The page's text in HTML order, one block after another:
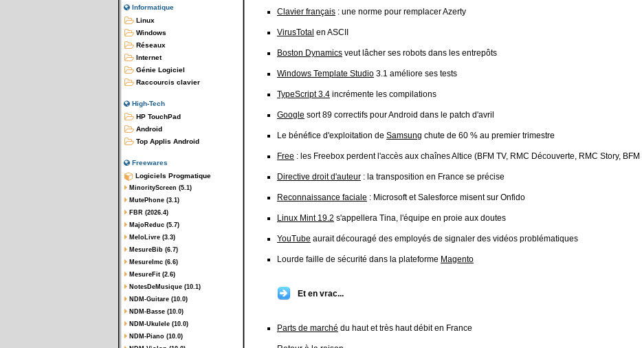
Informatique
Linux
Windows
Réseaux
Internet
Génie Logiciel
Raccourcis clavier
High-Tech
HP TouchPad
Android
Top Applis Android
Freewares
Logiciels Progmatique
MinorityScreen (5.1)
MutePhone (3.1)
FBR (2026.4)
MajoReduc (5.7)
MeloLivre (3.3)
MesureBib (6.7)
MesureImc (6.6)
MesureFit (2.6)
NotesDeMusique (10.1)
NDM-Guitare (10.0)
NDM-Basse (10.0)
NDM-Ukulele (10.0)
NDM-Piano (10.0)
Clavier français : une norme pour remplacer Azerty
VirusTotal en ASCII
Boston Dynamics veut lâcher ses robots dans les entrepôts
Windows Template Studio 3.1 améliore ses tests
TypeScript 3.4 incrémente les compilations
Google sort 89 correctifs pour Android dans le patch d'avril
Le bénéfice d'exploitation de Samsung chute de 60 % au premier trimestre
Free : les Freebox perdent l'accès aux chaînes Altice (BFM TV, RMC Découverte, RMC Story,
Directive droit d'auteur : la transposition en France se précise
Reconnaissance faciale : Microsoft et Salesforce misent sur Onfido
Linux Mint 19.2 s'appellera Tina, l'équipe en proie aux doutes
YouTube aurait découragé des employés de signaler des vidéos problématiques
Lourde faille de sécurité dans la plateforme Magento
Et en vrac...
Parts de marché du haut et très haut débit en France